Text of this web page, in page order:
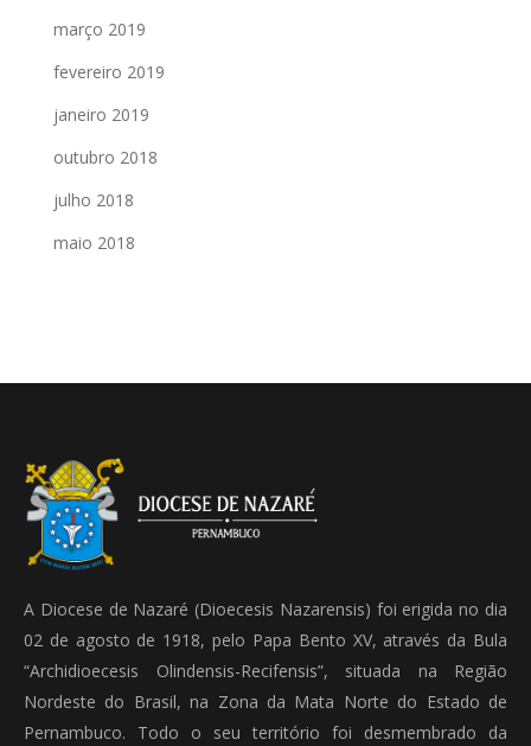
março 2019
fevereiro 2019
janeiro 2019
outubro 2018
julho 2018
maio 2018
A Diocese de Nazaré (Dioecesis Nazarensis) foi erigida no dia
02 de agosto de 1918, pelo Papa Bento XV, através da Bula
“Archidioecesis Olindensis-Recifensis”, situada na Região
Nordeste do Brasil, na Zona da Mata Norte do Estado de
Pernambuco. Todo o seu território foi desmembrado da